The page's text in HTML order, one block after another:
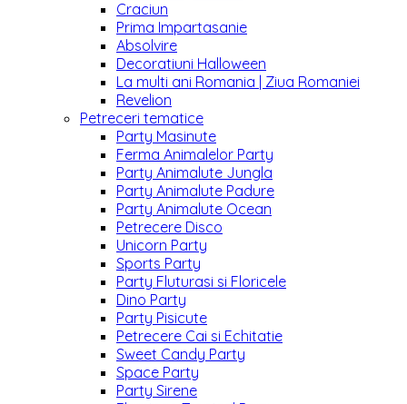
Craciun
Prima Impartasanie
Absolvire
Decoratiuni Halloween
La multi ani Romania | Ziua Romaniei
Revelion
Petreceri tematice
Party Masinute
Ferma Animalelor Party
Party Animalute Jungla
Party Animalute Padure
Party Animalute Ocean
Petrecere Disco
Unicorn Party
Sports Party
Party Fluturasi si Floricele
Dino Party
Party Pisicute
Petrecere Cai si Echitatie
Sweet Candy Party
Space Party
Party Sirene